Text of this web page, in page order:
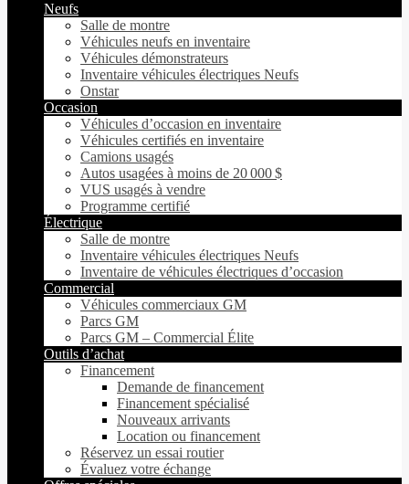
Neufs
Salle de montre
Véhicules neufs en inventaire
Véhicules démonstrateurs
Inventaire véhicules électriques Neufs
Onstar
Occasion
Véhicules d’occasion en inventaire
Véhicules certifiés en inventaire
Camions usagés
Autos usagées à moins de 20 000 $
VUS usagés à vendre
Programme certifié
Électrique
Salle de montre
Inventaire véhicules électriques Neufs
Inventaire de véhicules électriques d’occasion
Commercial
Véhicules commerciaux GM
Parcs GM
Parcs GM – Commercial Élite
Outils d’achat
Financement
Demande de financement
Financement spécialisé
Nouveaux arrivants
Location ou financement
Réservez un essai routier
Évaluez votre échange